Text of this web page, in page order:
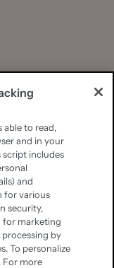
able to read,
and in your
script includes
and
for various
security,
for marketing
processing by
To personalize
For more